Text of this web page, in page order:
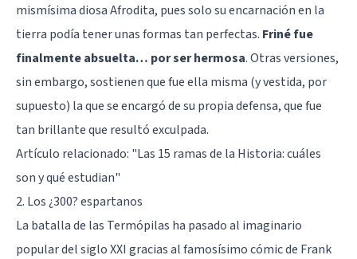
mismísima diosa Afrodita, pues solo su encarnación en la
tierra podía tener unas formas tan perfectas. Friné fue
finalmente absuelta… por ser hermosa. Otras versiones,
sin embargo, sostienen que fue ella misma (y vestida, por
supuesto) la que se encargó de su propia defensa, que fue
tan brillante que resultó exculpada.
Artículo relacionado: "Las 15 ramas de la Historia: cuáles
son y qué estudian"
2. Los ¿300? espartanos
La batalla de las Termópilas ha pasado al imaginario
popular del siglo XXI gracias al famosísimo cómic de Frank